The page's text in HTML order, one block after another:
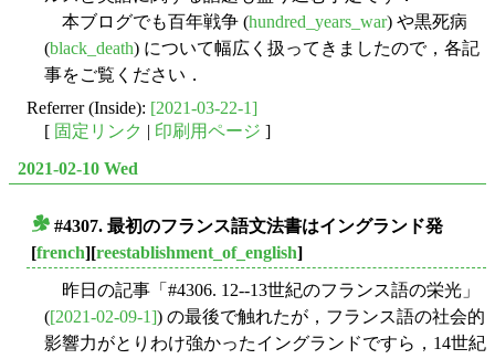
本ブログでも百年戦争 (hundred_years_war) や黒死病
(black_death) について幅広く扱ってきましたので，各記
事をご覧ください．
Referrer (Inside): [2021-03-22-1]
[ 固定リンク | 印刷用ページ ]
2021-02-10 Wed
#4307. 最初のフランス語文法書はイングランド発
[french][reestablishment_of_english]
昨日の記事「#4306. 12--13世紀のフランス語の栄光」
([2021-02-09-1]) の最後で触れたが，フランス語の社会的
影響力がとりわけ強かったイングランドですら，14世紀